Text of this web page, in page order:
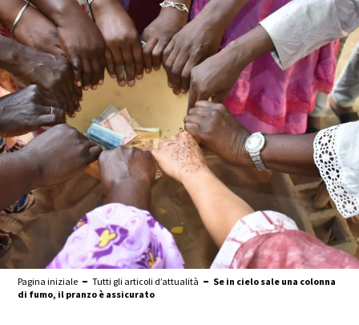
Pagina iniziale Tutti gli articoli d’attualità
Se in cielo sale una colonna
di fumo, il pranzo è assicurato